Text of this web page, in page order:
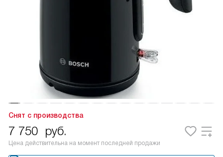
Снят с производства
7 750 руб.
Цена действительна на момент последней продажи